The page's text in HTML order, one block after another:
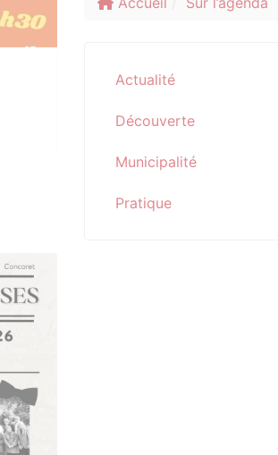
Actualité
Découverte
Municipalité
Pratique